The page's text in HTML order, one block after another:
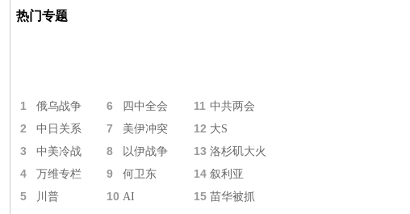
热门专题
1 俄乌战争 6 四中全会 11 中共两会
2 中日关系 7 美伊冲突 12 大S
3 中美冷战 8 以伊战争 13 洛杉矶大火
4 万维专栏 9 何卫东 14 叙利亚
5 川普 10 AI 15 苗华被抓